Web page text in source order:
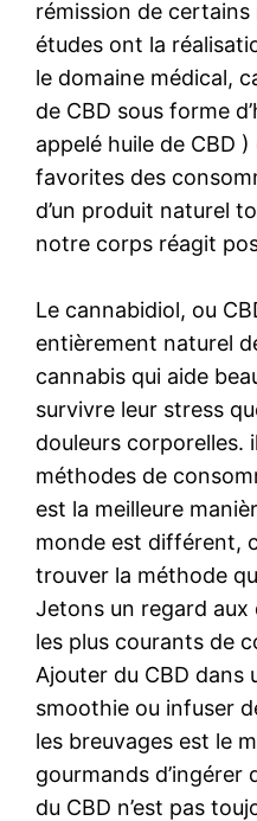
rémission de certains
études ont la
le domaine médical,
de CBD sous forme
appelé huile de CBD
favorites des
d’un produit naturel
notre corps réagit
Le cannabidiol, ou
entièrement naturel
cannabis qui aide
survivre leur stress
douleurs corporelles.
méthodes de
est la meilleure
monde est différent,
trouver la méthode
Jetons un regard
les plus courants de
Ajouter du CBD dans
smoothie ou infuser
les breuvages est le
gourmands d’ingérer
du CBD n’est pas